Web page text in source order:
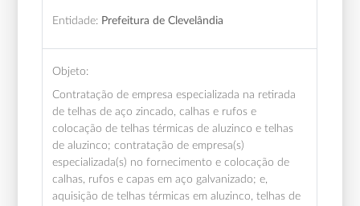
Entidade: Prefeitura de Clevelândia
Objeto:
Contratação de empresa especializada na retirada
de telhas de aço zincado, calhas e rufos e
colocação de telhas térmicas de aluzinco e telhas
de aluzinco; contratação de empresa(s)
especializada(s) no fornecimento e colocação de
calhas, rufos e capas em aço galvanizado; e,
aquisição de telhas térmicas em aluzinco, telhas de